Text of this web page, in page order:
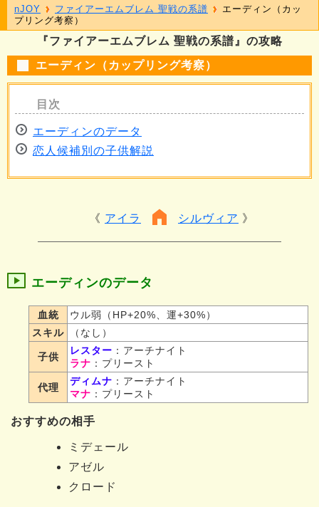
『ファイアーエムブレム 聖戦の系譜』の攻略
エーディン（カップリング考察）
エーディンのデータ
恋人候補別の子供解説
アイラ シルヴィア
エーディンのデータ
血統
ウル弱（HP+20%、運+30%）
スキル
（なし）
子供
レスター ：アーチナイト
ラナ ：プリースト
代理
ディムナ ：アーチナイト
マナ ：プリースト
おすすめの相手
ミデェール
アゼル
クロード
nJOY ファイアーエムブレム 聖戦の系譜
エーディン（カッ
プリング考察）